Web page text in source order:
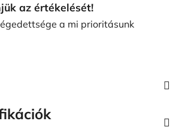
az értékelését!
a mi prioritásunk